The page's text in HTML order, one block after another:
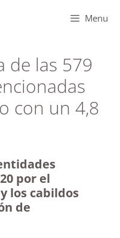
Menu
de las 579
con un 4,8
por el
los cabildos
de